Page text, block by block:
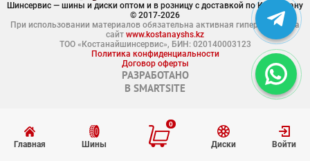
Главная Шины
0
Диски Войти
Шинсервис — шины и диски оптом и в розницу с доставкой по Казахстану
© 2017-2026
При использовании материалов обязательна активная гиперссылка на
сайт www.kostanayshs.kz
ТОО «Костанайшинсервис», БИН: 020140003123
Политика конфиденциальности
Договор оферты
РАЗРАБОТАНО
В SMARTSITE